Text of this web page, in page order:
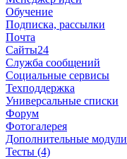
Обучение
Подписка, рассылки
Почта
Сайты24
Служба сообщений
Социальные сервисы
Техподдержка
Универсальные списки
Форум
Фотогалерея
Дополнительные модули
Тесты (4)